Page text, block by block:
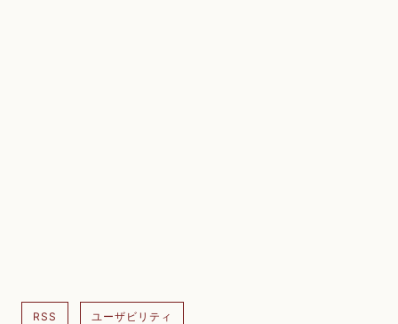
RSS ユーザビリティ